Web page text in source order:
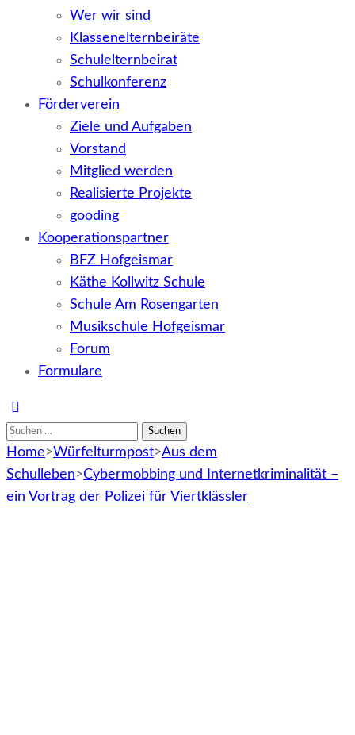
Wer wir sind
Klassenelternbeiräte
Schulelternbeirat
Schulkonferenz
Förderverein
Ziele und Aufgaben
Vorstand
Mitglied werden
Realisierte Projekte
gooding
Kooperationspartner
BFZ Hofgeismar
Käthe Kollwitz Schule
Schule Am Rosengarten
Musikschule Hofgeismar
Forum
Formulare
Suchen
nach:
Home>Würfelturmpost>Aus dem
Schulleben>Cybermobbing und Internetkriminalität –
ein Vortrag der Polizei für Viertklässler